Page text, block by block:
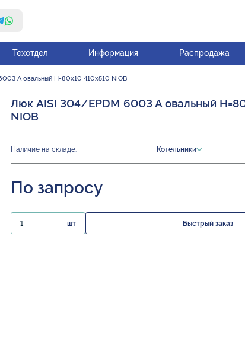
Техотдел Информация Распродажа
A овальный H=80х10 410х510 NIOB
Люк AISI 304/EPDM 6003 A овальный
NIOB
Наличие на складе: Котельники
По запросу
шт Быстрый заказ